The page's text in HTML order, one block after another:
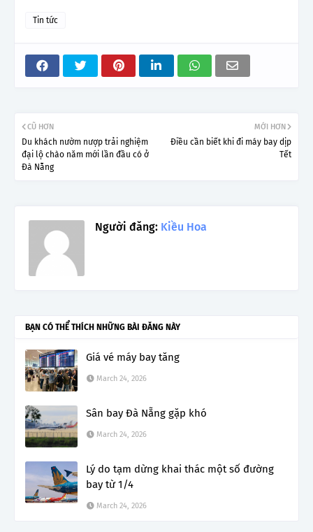
Tin tức
MỚI HƠN
Điều cần biết khi đi máy bay dịp
Tết
CŨ HƠN
Du khách nườm nượp trải nghiệm
đại lộ chào năm mới lần đầu có ở
Đà Nẵng
Người đăng: Kiều Hoa
BẠN CÓ THỂ THÍCH NHỮNG BÀI ĐĂNG NÀY
Giá vé máy bay tăng
March 24, 2026
Sân bay Đà Nẵng gặp khó
March 24, 2026
Lý do tạm dừng khai thác một số đường
bay từ 1/4
March 24, 2026